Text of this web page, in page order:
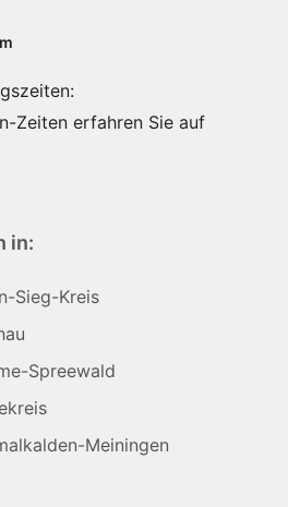
Zeiten erfahren Sie auf
in:
Sieg-Kreis
Spreewald
Meiningen